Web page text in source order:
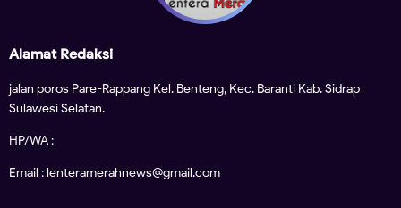
Alamat Redaksi
jalan poros Pare-Rappang Kel. Benteng, Kec. Baranti Kab. Sidrap
Sulawesi Selatan.
HP/WA :
Email : lenteramerahnews@gmail.com